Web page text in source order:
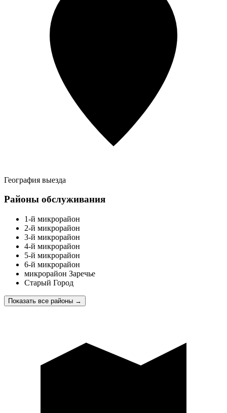
География выезда
Районы обслуживания
1-й микрорайон
2-й микрорайон
3-й микрорайон
4-й микрорайон
5-й микрорайон
6-й микрорайон
микрорайон Заречье
Старый Город
Показать все районы →